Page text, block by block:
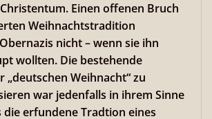
Einen offenen Bruch
Weihnachtstradition
nicht – wenn sie ihn
wollten. Die bestehende
„deutschen Weihnacht“ zu
war jedenfalls in ihrem Sinne
erfundene Tradtion eines